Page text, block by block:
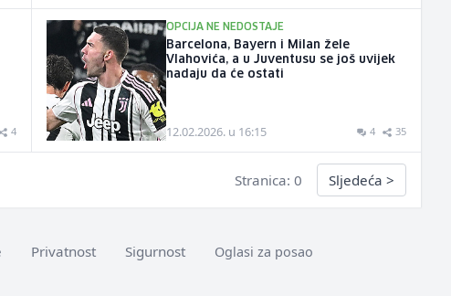
4
OPCIJA NE NEDOSTAJE
Barcelona, Bayern i Milan žele
Vlahovića, a u Juventusu se još uvijek
nadaju da će ostati
12.02.2026. u 16:15 4 35
Stranica: 0 Sljedeća >
Privatnost Sigurnost Oglasi za posao